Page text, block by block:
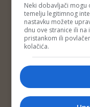
Neki dobavljači mogu
temelju legitimnog
nastavku možete
dnu ove stranice ili
pristankom ili
kolačića.